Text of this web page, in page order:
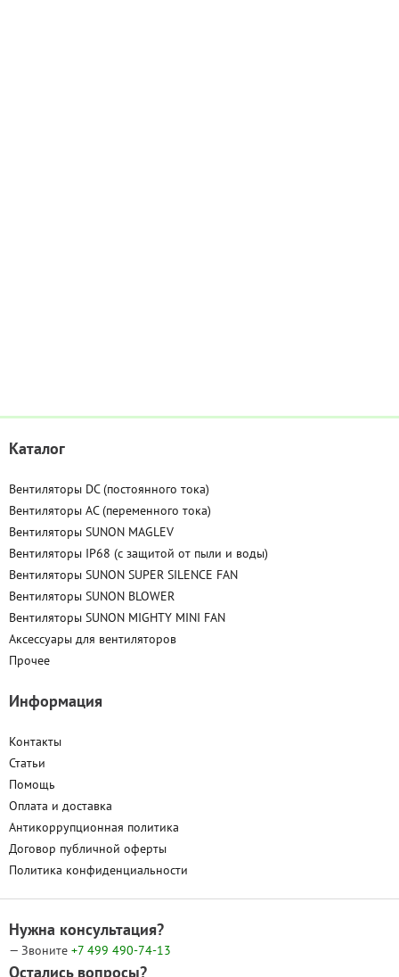
Каталог
Вентиляторы DC (постоянного тока)
Вентиляторы AC (переменного тока)
Вентиляторы SUNON MAGLEV
Вентиляторы IP68 (c защитой от пыли и воды)
Вентиляторы SUNON SUPER SILENCE FAN
Вентиляторы SUNON BLOWER
Вентиляторы SUNON MIGHTY MINI FAN
Аксессуары для вентиляторов
Прочее
Информация
Контакты
Статьи
Помощь
Оплата и доставка
Антикоррупционная политика
Договор публичной оферты
Политика конфиденциальности
Нужна консультация?
— Звоните +7 499 490-74-13
Остались вопросы?